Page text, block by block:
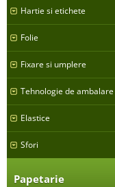
Hartie si etichete
Folie
Fixare si umplere
Tehnologie de ambalare
Elastice
Sfori
Papetarie